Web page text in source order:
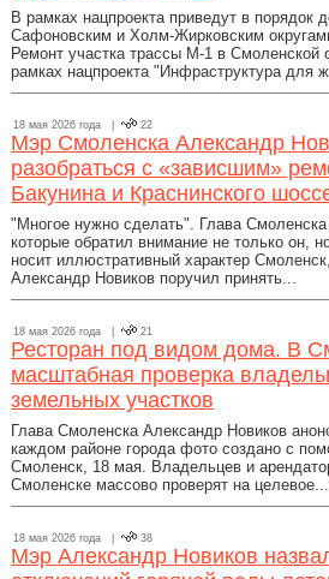
В рамках нацпроекта приведут в порядок
Сафоновским и Холм-Жирковским
Ремонт участка трассы М-1 в Смоленской
рамках нацпроекта "Инфраструктура для
18 мая 2026 года | 22
Мэр Смоленска Александр
разобраться с «зависшим»
Бакунина и Краснинского
"Многое нужно сделать". Глава
которые обратил внимание не только он,
носит иллюстративный характер
Александр Новиков поручил принять...
18 мая 2026 года | 21
Ресторан под видом дома. В
масштабная проверка
земельных участков
Глава Смоленска Александр Новиков
каждом районе города фото создано с
Смоленск, 18 мая. Владельцев и
Смоленске массово проверят на целевое...
18 мая 2026 года | 38
Мэр Александр Новиков